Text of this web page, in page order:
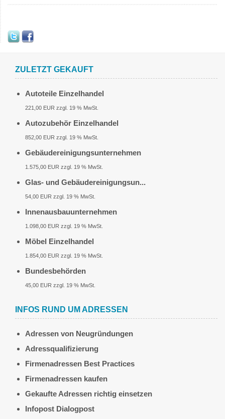
ZULETZT GEKAUFT
Autoteile Einzelhandel
221,00 EUR zzgl. 19 % MwSt.
Autozubehör Einzelhandel
852,00 EUR zzgl. 19 % MwSt.
Gebäudereinigungsunternehmen
1.575,00 EUR zzgl. 19 % MwSt.
Glas- und Gebäudereinigungsun...
54,00 EUR zzgl. 19 % MwSt.
Innenausbauunternehmen
1.098,00 EUR zzgl. 19 % MwSt.
Möbel Einzelhandel
1.854,00 EUR zzgl. 19 % MwSt.
Bundesbehörden
45,00 EUR zzgl. 19 % MwSt.
INFOS RUND UM ADRESSEN
Adressen von Neugründungen
Adressqualifizierung
Firmenadressen Best Practices
Firmenadressen kaufen
Gekaufte Adressen richtig einsetzen
Infopost Dialogpost